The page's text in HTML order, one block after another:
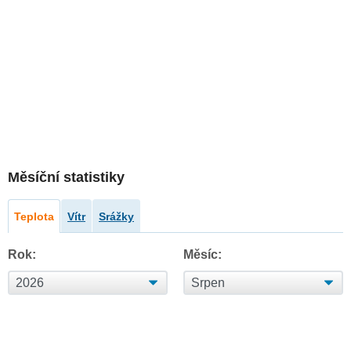
Měsíční statistiky
Teplota Vítr Srážky
Rok: Měsíc: